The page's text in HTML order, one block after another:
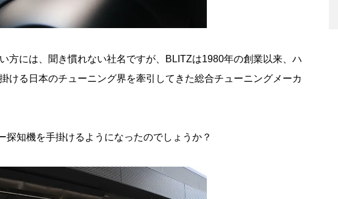
方には、聞き慣れない社名ですが、BLITZは1980年の創業以来、ハ
ける日本のチューニング界を牽引してきた総合チューニングメーカ
探知機を手掛けるようになったのでしょうか？